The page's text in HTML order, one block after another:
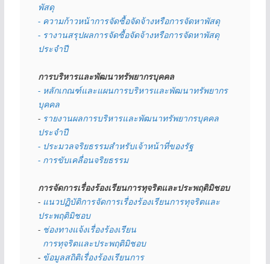
พัสดุ
- ความก้าวหน้าการจัดซื้อจัดจ้างหรือการจัดหาพัสดุ
- รางานสรุปผลการจัดซื้อจัดจ้างหรือการจัดหาพัสดุ
ประจำปี
การบริหารและพัฒนาทรัพยากรบุคคล
- หลักเกณฑ์และแผนการบริหารและพัฒนาทรัพยากร
บุคคล
- รายงานผลการบริหารและพัฒนาทรัพยากรบุคคล
ประจำปี
- ประมวลจริยธรรมสำหรับเจ้าหน้าที่ของรัฐ
- การขับเคลื่อนจริยธรรม
การจัดการเรื่องร้องเรียนการทุจริตและประพฤติมิชอบ
- แนวปฏิบัติการจัดการเรื่องร้องเรียนการทุจริตและ
ประพฤติมิชอบ
- ช่องทางแจ้งเรื่องร้องเรียน
  การทุจริตและประพฤติมิชอบ
- ข้อมูลสถิติเรื่องร้องเรียนการ